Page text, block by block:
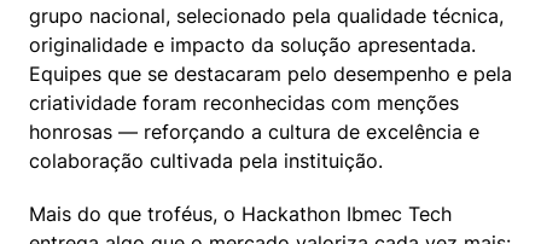
grupo nacional, selecionado pela qualidade técnica,
originalidade e impacto da solução apresentada.
Equipes que se destacaram pelo desempenho e pela
criatividade foram reconhecidas com menções
honrosas — reforçando a cultura de excelência e
colaboração cultivada pela instituição.
Mais do que troféus, o Hackathon Ibmec Tech